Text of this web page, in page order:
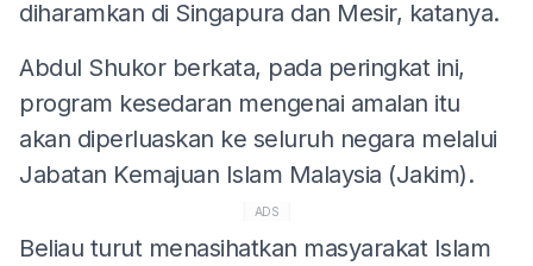
diharamkan di Singapura dan Mesir, katanya.
Abdul Shukor berkata, pada peringkat ini,
program kesedaran mengenai amalan itu
akan diperluaskan ke seluruh negara melalui
Jabatan Kemajuan Islam Malaysia (Jakim).
ADS
Beliau turut menasihatkan masyarakat Islam